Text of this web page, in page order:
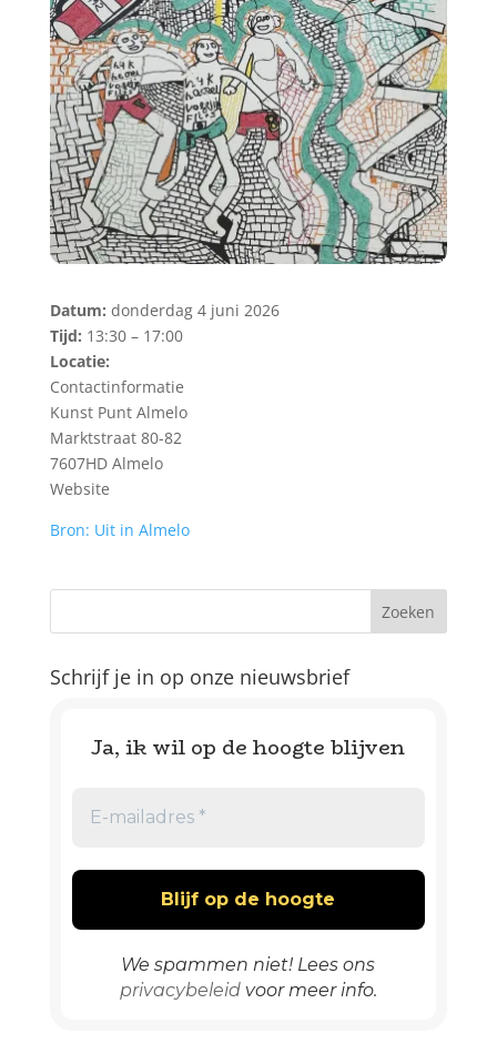
Datum: donderdag 4 juni 2026
Tijd: 13:30 – 17:00
Locatie:
Contactinformatie
Kunst Punt Almelo
Marktstraat 80-82
7607HD Almelo
Website
Bron: Uit in Almelo
Schrijf je in op onze nieuwsbrief
Ja, ik wil op de hoogte blijven
We spammen niet! Lees ons
privacybeleidvoor meer info.